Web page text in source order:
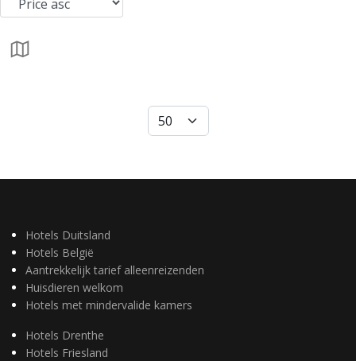
Hotels Duitsland
Hotels België
Aantrekkelijk tarief alleenreizenden
Huisdieren welkom
Hotels met mindervalide kamers
Hotels Drenthe
Hotels Friesland